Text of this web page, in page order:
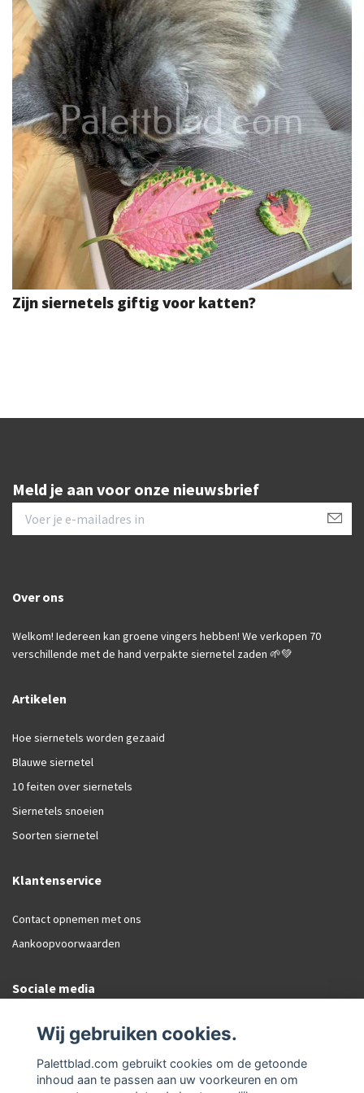
Zijn siernetels giftig voor katten?
Meld je aan voor onze nieuwsbrief
Over ons
Welkom! Iedereen kan groene vingers hebben! We verkopen 70
verschillende met de hand verpakte siernetel zaden 🌱💚
Artikelen
Hoe siernetels worden gezaaid
Blauwe siernetel
10 feiten over siernetels
Siernetels snoeien
Soorten siernetel
Klantenservice
Contact opnemen met ons
Aankoopvoorwaarden
Sociale media
Facebook
Wij gebruiken cookies.
Palettblad.com gebruikt cookies om de getoonde
inhoud aan te passen aan uw voorkeuren en om